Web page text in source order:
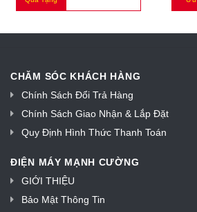
CHĂM SÓC KHÁCH HÀNG
Chính Sách Đổi Trả Hàng
Chính Sách Giao Nhận & Lắp Đặt
Quy Định Hình Thức Thanh Toán
ĐIỆN MÁY MẠNH CƯỜNG
GIỚI THIỆU
Bảo Mật Thông Tin